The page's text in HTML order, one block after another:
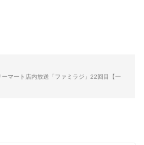
ーマート店内放送「ファミラジ」22回目【一